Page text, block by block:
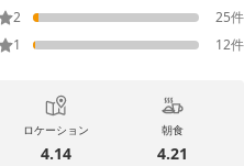
2
25件
1
12件
ロケーション
4.14
朝食
4.21